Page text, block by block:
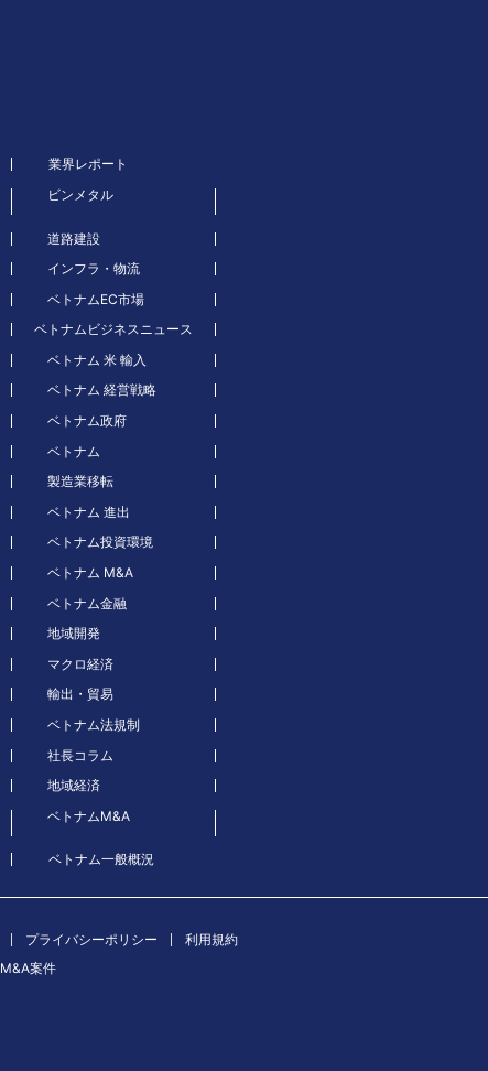
業界レポート
ビンメタル
道路建設
インフラ・物流
ベトナムEC市場
ベトナムビジネスニュース
ベトナム 米 輸入
ベトナム 経営戦略
ベトナム政府
ベトナム
製造業移転
ベトナム 進出
ベトナム投資環境
ベトナム M&A
ベトナム金融
地域開発
マクロ経済
輸出・貿易
ベトナム法規制
社長コラム
地域経済
ベトナムM&A
ベトナム一般概況
プライバシーポリシー
利用規約
M&A案件